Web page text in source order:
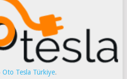
Oto Tesla Türkiye.